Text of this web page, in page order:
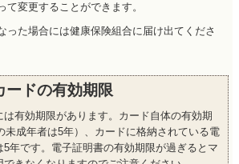
て変更することができます。
った場合には健康保険組合に届け出てくださ
ードの有効期限
は有効期限があります。カード自体の有効期
未成年者は5年）、カードに格納されている電
年です。電子証明書の有効期限が過ぎるとマ